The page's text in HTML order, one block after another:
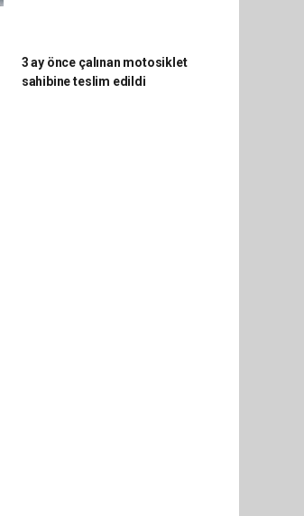
3 ay önce çalınan motosiklet
sahibine teslim edildi